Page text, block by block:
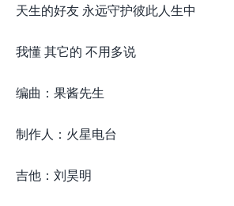
天生的好友 永远守护彼此人生中
我懂 其它的 不用多说
编曲：果酱先生
制作人：火星电台
吉他：刘昊明